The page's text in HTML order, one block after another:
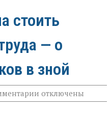
стоить
— о
в зной
к
записи
отключены